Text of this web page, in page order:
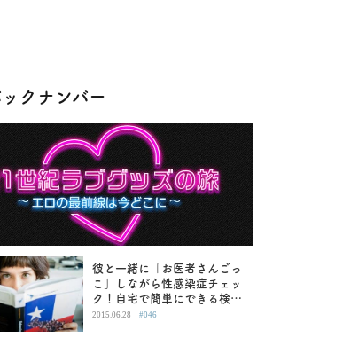
クナンバー
彼と一緒に「お医者さんごっ
こ」しながら性感染症チェッ
ク！自宅で簡単にできる検査
キット
2015.06.28 | #046